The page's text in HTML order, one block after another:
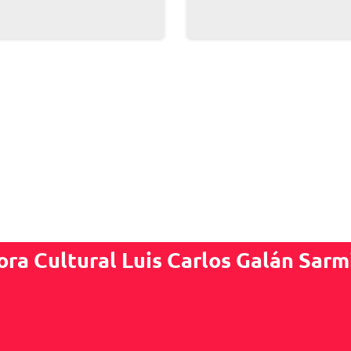
Cultural Luis Carlos Galán